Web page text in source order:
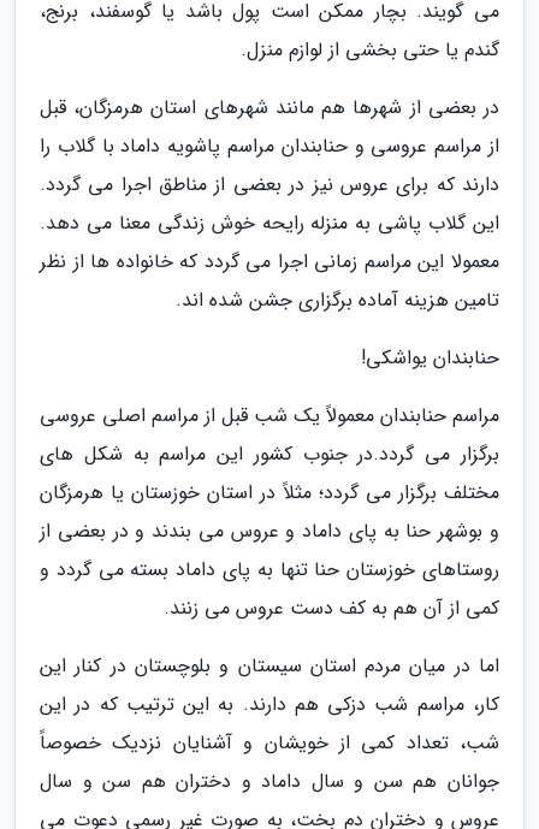
می گویند. بچار ممکن است پول باشد یا گوسفند، برنج،
گندم یا حتی بخشی از لوازم منزل.
در بعضی از شهرها هم مانند شهرهای استان هرمزگان، قبل
از مراسم عروسی و حنابندان مراسم پاشویه داماد با گلاب را
دارند که برای عروس نیز در بعضی از مناطق اجرا می گردد.
این گلاب پاشی به منزله رایحه خوش زندگی معنا می دهد.
معمولا این مراسم زمانی اجرا می گردد که خانواده ها از نظر
تامین هزینه آماده برگزاری جشن شده اند.
حنابندان یواشکی!
مراسم حنابندان معمولاً یک شب قبل از مراسم اصلی عروسی
برگزار می گردد.در جنوب کشور این مراسم به شکل های
مختلف برگزار می گردد؛ مثلاً در استان خوزستان یا هرمزگان
و بوشهر حنا به پای داماد و عروس می بندند و در بعضی از
روستاهای خوزستان حنا تنها به پای داماد بسته می گردد و
کمی از آن هم به کف دست عروس می زنند.
اما در میان مردم استان سیستان و بلوچستان در کنار این
کار، مراسم شب دزکی هم دارند. به این ترتیب که در این
شب، تعداد کمی از خویشان و آشنایان نزدیک خصوصاً
جوانان هم سن و سال داماد و دختران هم سن و سال
عروس و دختران دم بخت، به صورت غیر رسمی دعوت می